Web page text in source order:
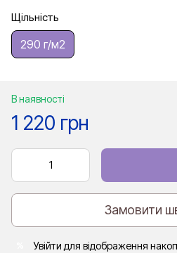
Щільність
290 г/м2
В наявності
1 220 грн
Замовити
Увійти для відображення